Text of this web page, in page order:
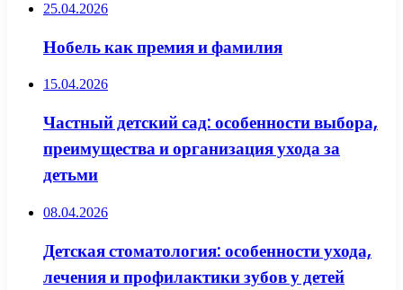
25.04.2026
Нобель как премия и фамилия
15.04.2026
Частный детский сад: особенности выбора,
преимущества и организация ухода за
детьми
08.04.2026
Детская стоматология: особенности ухода,
лечения и профилактики зубов у детей